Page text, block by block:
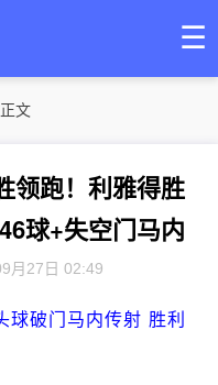
☰
文
领跑！利雅得胜
球+失空门马内
月27日 02:49
球破门马内传射 胜利